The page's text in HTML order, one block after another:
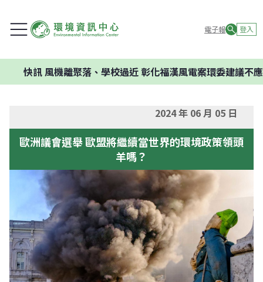
電子報 登入
風機離聚落、學校過近 彰化福漢風電案環委建議不應開發
2024 年 06 月 05 日
歐洲議會選舉 歐盟將繼續當世界的環境政策領頭
羊嗎？